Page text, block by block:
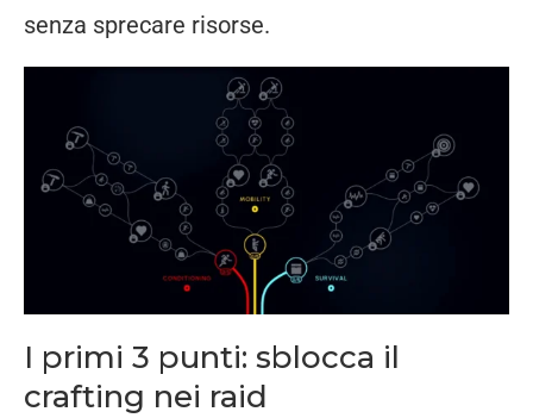
senza sprecare risorse.
I primi 3 punti: sblocca il
crafting nei raid